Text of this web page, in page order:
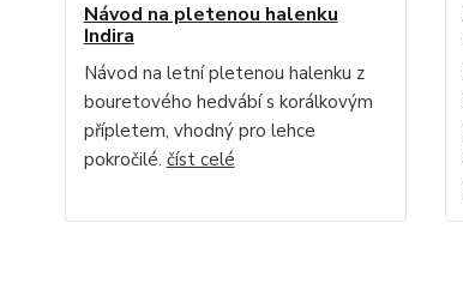
Návod na pletenou halenku
Indira
Návod na letní pletenou halenku z
bouretového hedvábí s korálkovým
přípletem, vhodný pro lehce
pokročilé. číst celé